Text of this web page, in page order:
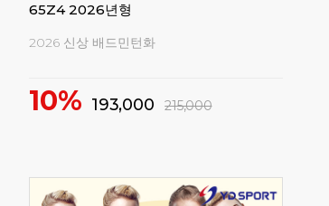
65Z4 2026년형
2026 신상 배드민턴화
10% 193,000 215,000